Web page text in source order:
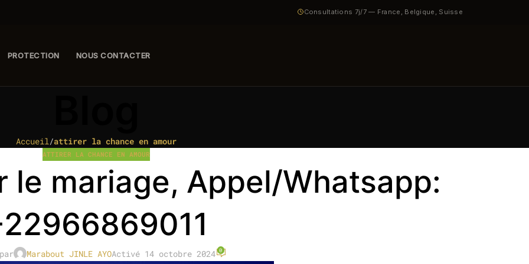
Consultations 7j/7 — France, Belgique, Suisse
PROTECTION NOUS CONTACTER
Accueil/attirer la chance en amour
ATTIRER LA CHANCE EN AMOUR
le mariage, Appel/Whatsapp:
Marabout JINLE AYOActivé 14 octobre 2024 0